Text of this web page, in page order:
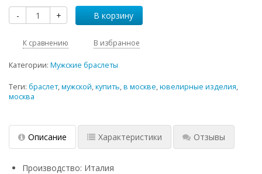
- + В корзину
К сравнению В избранное
Категории: Мужские браслеты
Теги: браслет,мужской,купить,в москве,ювелирные изделия,
москва
Описание Характеристики Отзывы
Производство: Италия